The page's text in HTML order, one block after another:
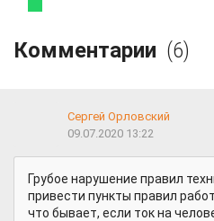
Комментарии (6)
Сергей Орловский
09.07.2020 13:22
Грубое нарушение правил
привести пункты правил
что бывает, если ток на